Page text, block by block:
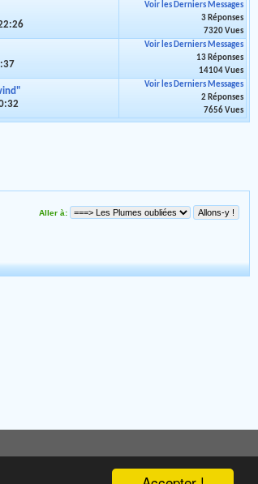
Voir les Derniers Messages
3 Réponses
7320 Vues
Voir les Derniers Messages
13 Réponses
14104 Vues
Voir les Derniers Messages
2 Réponses
7656 Vues
Aller à: